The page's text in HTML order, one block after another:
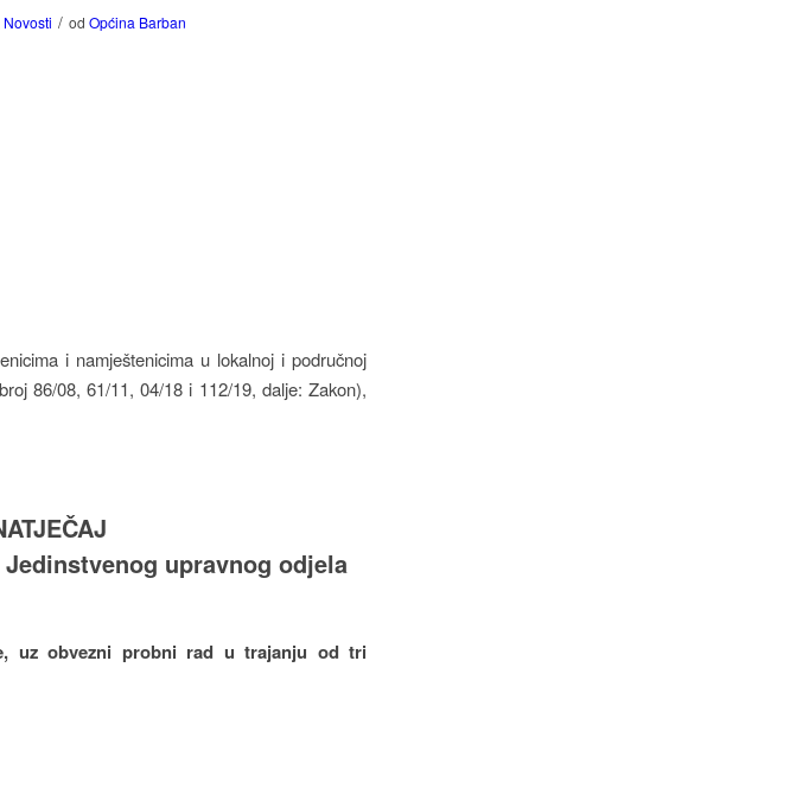
Novosti / od Općina Barban
i namještenicima u lokalnoj i područnoj
86/08, 61/11, 04/18 i 112/19, dalje: Zakon),
upravnog odjela
uz obvezni probni rad u trajanju od tri